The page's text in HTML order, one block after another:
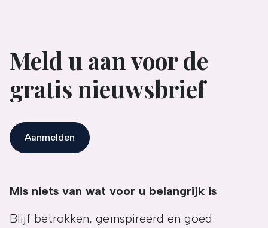
Meld u aan voor de
gratis nieuwsbrief
Aanmelden
Mis niets van wat voor u belangrijk is
Blijf betrokken, geïnspireerd en goed